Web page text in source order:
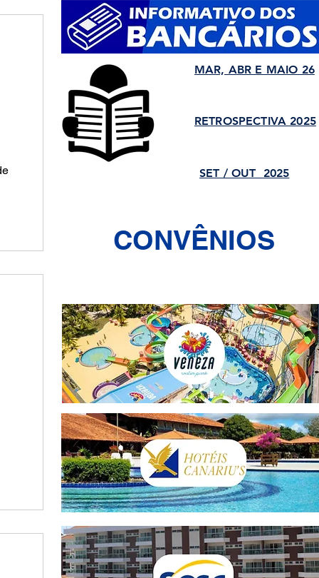
MAR, ABR E MAIO 26
RETROSPECTIVA 2025
SET / OUT 2025
CONVÊNIOS